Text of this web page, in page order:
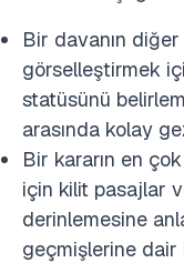
Bir davanın diğer
görselleştirmek
statüsünü
arasında kolay
Bir kararın en
için kilit pasajlar
derinlemesine
geçmişlerine dair